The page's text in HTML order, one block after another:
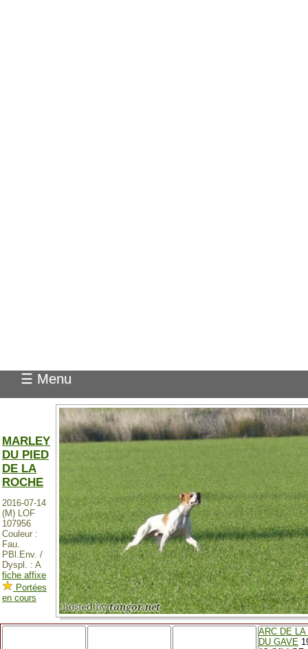
☰ Menu
MARLEY
DU PIED
DE LA
ROCHE
2016-07-14
(M) LOF
107956
Couleur :
Fau.
PBl.Env. /
Dyspl. : A
fiche affixe
Portées
en cours
ARC DE
DU GAVE